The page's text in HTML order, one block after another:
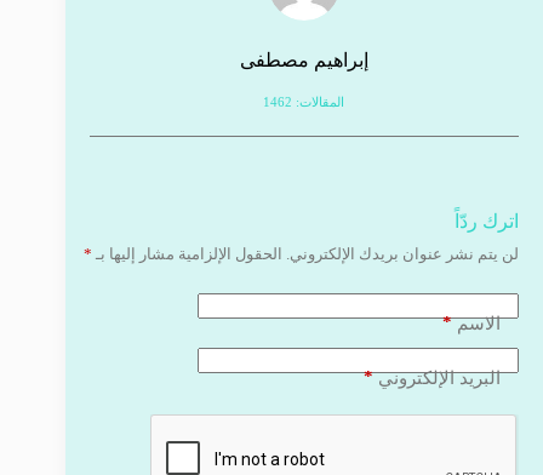
إبراهيم مصطفى
المقالات: 1462
اترك ردّاً
لن يتم نشر عنوان بريدك الإلكتروني. الحقول الإلزامية مشار إليها بـ *
الاسم*
البريد الإلكتروني*